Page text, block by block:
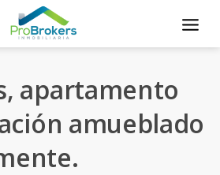
apartamento
amueblado